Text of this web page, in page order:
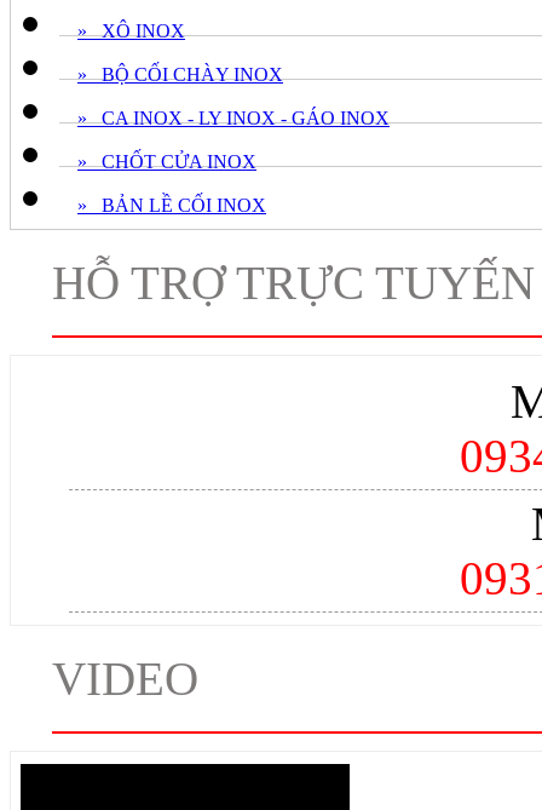
» XÔ INOX
» BỘ CỐI CHÀY INOX
» CA INOX - LY INOX - GÁO INOX
» CHỐT CỬA INOX
» BẢN LỀ CỐI INOX
HỖ TRỢ TRỰC TUYẾN
VIDEO